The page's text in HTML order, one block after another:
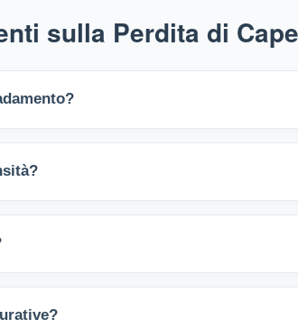
sulla Perdita di
un’ombra naturale sulla cute che elimina il
folta.